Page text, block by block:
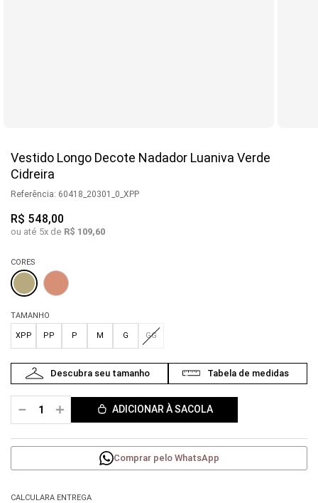
Vestido Longo Decote Nadador Luaniva Verde
Cidreira
Referência: 60418_20301_0_XPP
R$ 548,00
ou até 5x de R$ 109,60
CORES
TAMANHO
PP P M G GG
XPP
＋
－ ADICIONAR À SACOLA
Comprar pelo WhatsApp
CALCULARA ENTREGA